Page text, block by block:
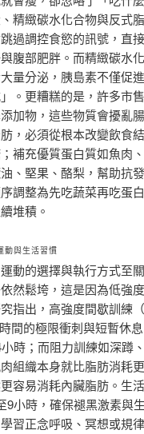
精緻碳水化合物與反式
過調控食慾的訊號，直
腹部肥胖。而精緻碳水
量分泌，胰島素不僅促
。更糟糕的是，許多市
加物，這些物質會擾亂
，必須從根本改變飲食
補充優質蛋白質如魚肉
、堅果、酪梨，幫助抗
調整為先吃蔬菜再吃蛋
堆積。
動與生活習慣
動的選擇與執行方式至
然鬆垮，這是因為低強
指出，高強度間歇訓練
間的極限衝刺與短暫休
時；而阻力訓練如深蹲
組織本身就比脂肪消耗
容易消耗內臟脂肪。生
9小時，確保褪黑激素與
習正念呼吸、冥想或規